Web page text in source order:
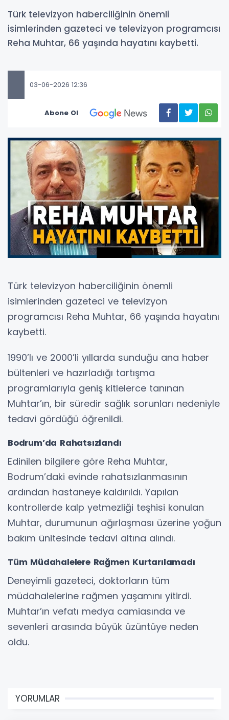
Türk televizyon haberciliğinin önemli
isimlerinden gazeteci ve televizyon programcısı
Reha Muhtar, 66 yaşında hayatını kaybetti.
03-06-2026 12:36
Abone Ol
Türk televizyon haberciliğinin önemli
isimlerinden gazeteci ve televizyon
programcısı Reha Muhtar, 66 yaşında hayatını
kaybetti.
1990’lı ve 2000’li yıllarda sunduğu ana haber
bültenleri ve hazırladığı tartışma
programlarıyla geniş kitlelerce tanınan
Muhtar’ın, bir süredir sağlık sorunları nedeniyle
tedavi gördüğü öğrenildi.
Bodrum’da Rahatsızlandı
Edinilen bilgilere göre Reha Muhtar,
Bodrum’daki evinde rahatsızlanmasının
ardından hastaneye kaldırıldı. Yapılan
kontrollerde kalp yetmezliği teşhisi konulan
Muhtar, durumunun ağırlaşması üzerine yoğun
bakım ünitesinde tedavi altına alındı.
Tüm Müdahalelere Rağmen Kurtarılamadı
Deneyimli gazeteci, doktorların tüm
müdahalelerine rağmen yaşamını yitirdi.
Muhtar’ın vefatı medya camiasında ve
sevenleri arasında büyük üzüntüye neden
oldu.
YORUMLAR